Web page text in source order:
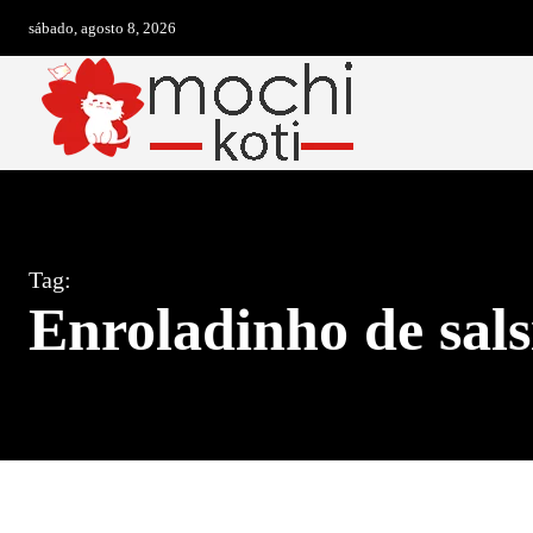
sábado, agosto 8, 2026
Tag:
Enroladinho de